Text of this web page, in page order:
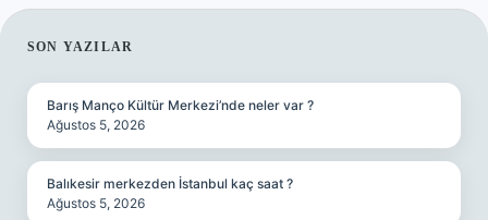
SIDEBAR
SON YAZILAR
Barış Manço Kültür Merkezi’nde neler var ?
Ağustos 5, 2026
Balıkesir merkezden İstanbul kaç saat ?
Ağustos 5, 2026